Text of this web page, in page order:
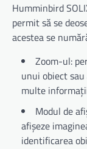
Humminbird
permit să se
acestea se
Zoom-ul:
unui obiect
multe
Modul de
afișeze
identificarea